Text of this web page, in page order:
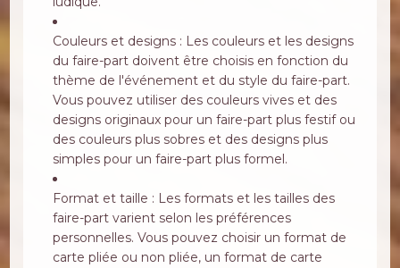
Couleurs et designs : Les couleurs et les designs
du faire-part doivent être choisis en fonction du
thème de l'événement et du style du faire-part.
Vous pouvez utiliser des couleurs vives et des
designs originaux pour un faire-part plus festif ou
des couleurs plus sobres et des designs plus
simples pour un faire-part plus formel.
Format et taille : Les formats et les tailles des
faire-part varient selon les préférences
personnelles. Vous pouvez choisir un format de
carte pliée ou non pliée, un format de carte